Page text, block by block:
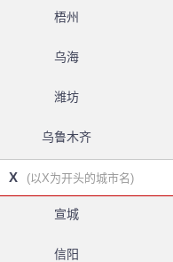
梧州
乌海
潍坊
乌鲁木齐
X (以X为开头的城市名)
宣城
信阳